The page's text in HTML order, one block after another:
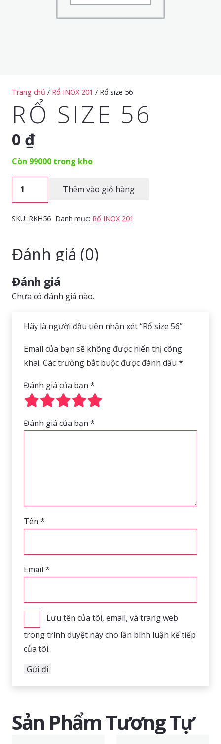
Trang chủ / Rổ INOX 201 / Rổ size 56
RỔ SIZE 56
0 ₫
Còn 99000 trong kho
Thêm vào giỏ hàng
SKU: RKH56 Danh mục: Rổ INOX 201
Đánh giá (0)
Đánh giá
Chưa có đánh giá nào.
Hãy là người đầu tiên nhận xét “Rổ size 56”
Email của bạn sẽ không được hiển thị công
khai. Các trường bắt buộc được đánh dấu *
Đánh giá của bạn *
Đánh giá của bạn *
Tên *
Email *
Lưu tên của tôi, email, và trang web
trong trình duyệt này cho lần bình luận kế tiếp
của tôi.
Sản Phẩm Tương Tự